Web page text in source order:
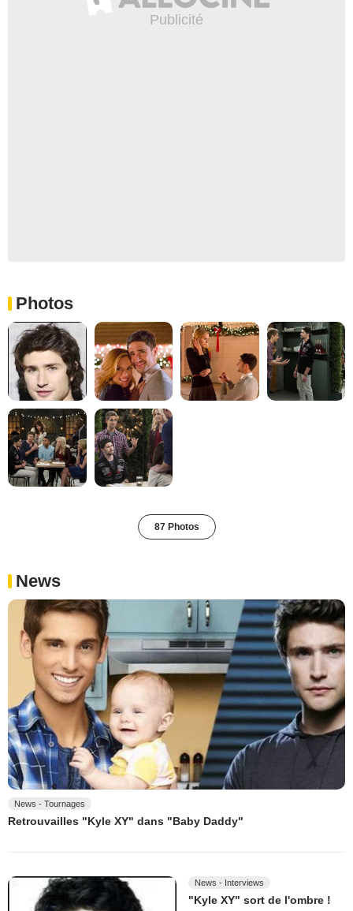
Photos
87 Photos
News
News - Tournages
Retrouvailles "Kyle XY" dans "Baby Daddy"
News - Interviews
"Kyle XY" sort de l'ombre !